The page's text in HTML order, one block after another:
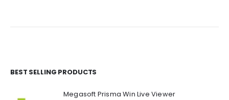
BEST SELLING PRODUCTS
Megasoft Prisma Win Live Viewer
Ο Λογαριασμός μου
Στοιχεία λογαριασμού